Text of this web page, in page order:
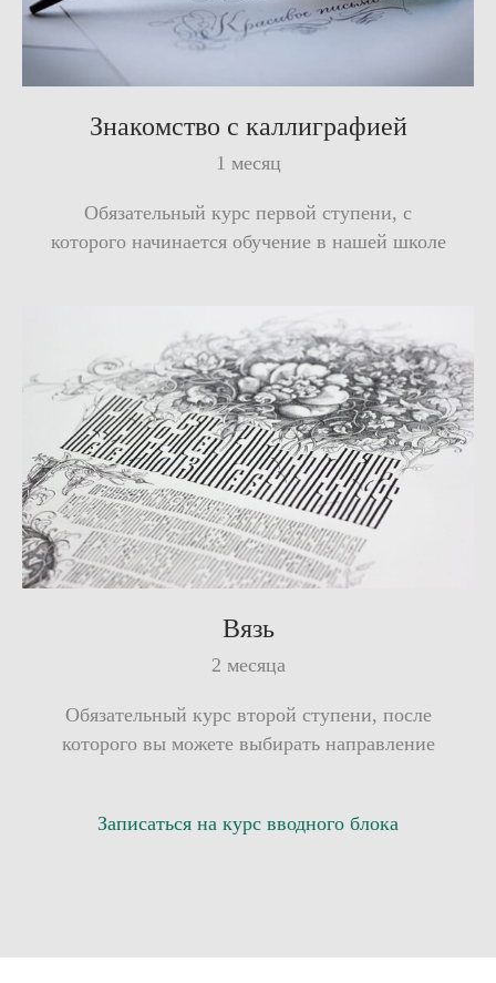
Знакомство с каллиграфией
1 месяц
Обязательный курс первой ступени, с
которого начинается обучение в нашей школе
Вязь
2 месяца
Обязательный курс второй ступени, после
которого вы можете выбирать направление
Записаться на курс вводного блока